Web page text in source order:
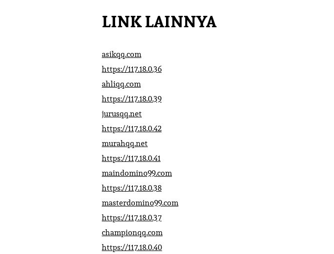
LINK LAINNYA
asikqq.com
https://117.18.0.36
ahliqq.com
https://117.18.0.39
jurusqq.net
https://117.18.0.42
murahqq.net
https://117.18.0.41
maindomino99.com
https://117.18.0.38
masterdomino99.com
https://117.18.0.37
championqq.com
https://117.18.0.40